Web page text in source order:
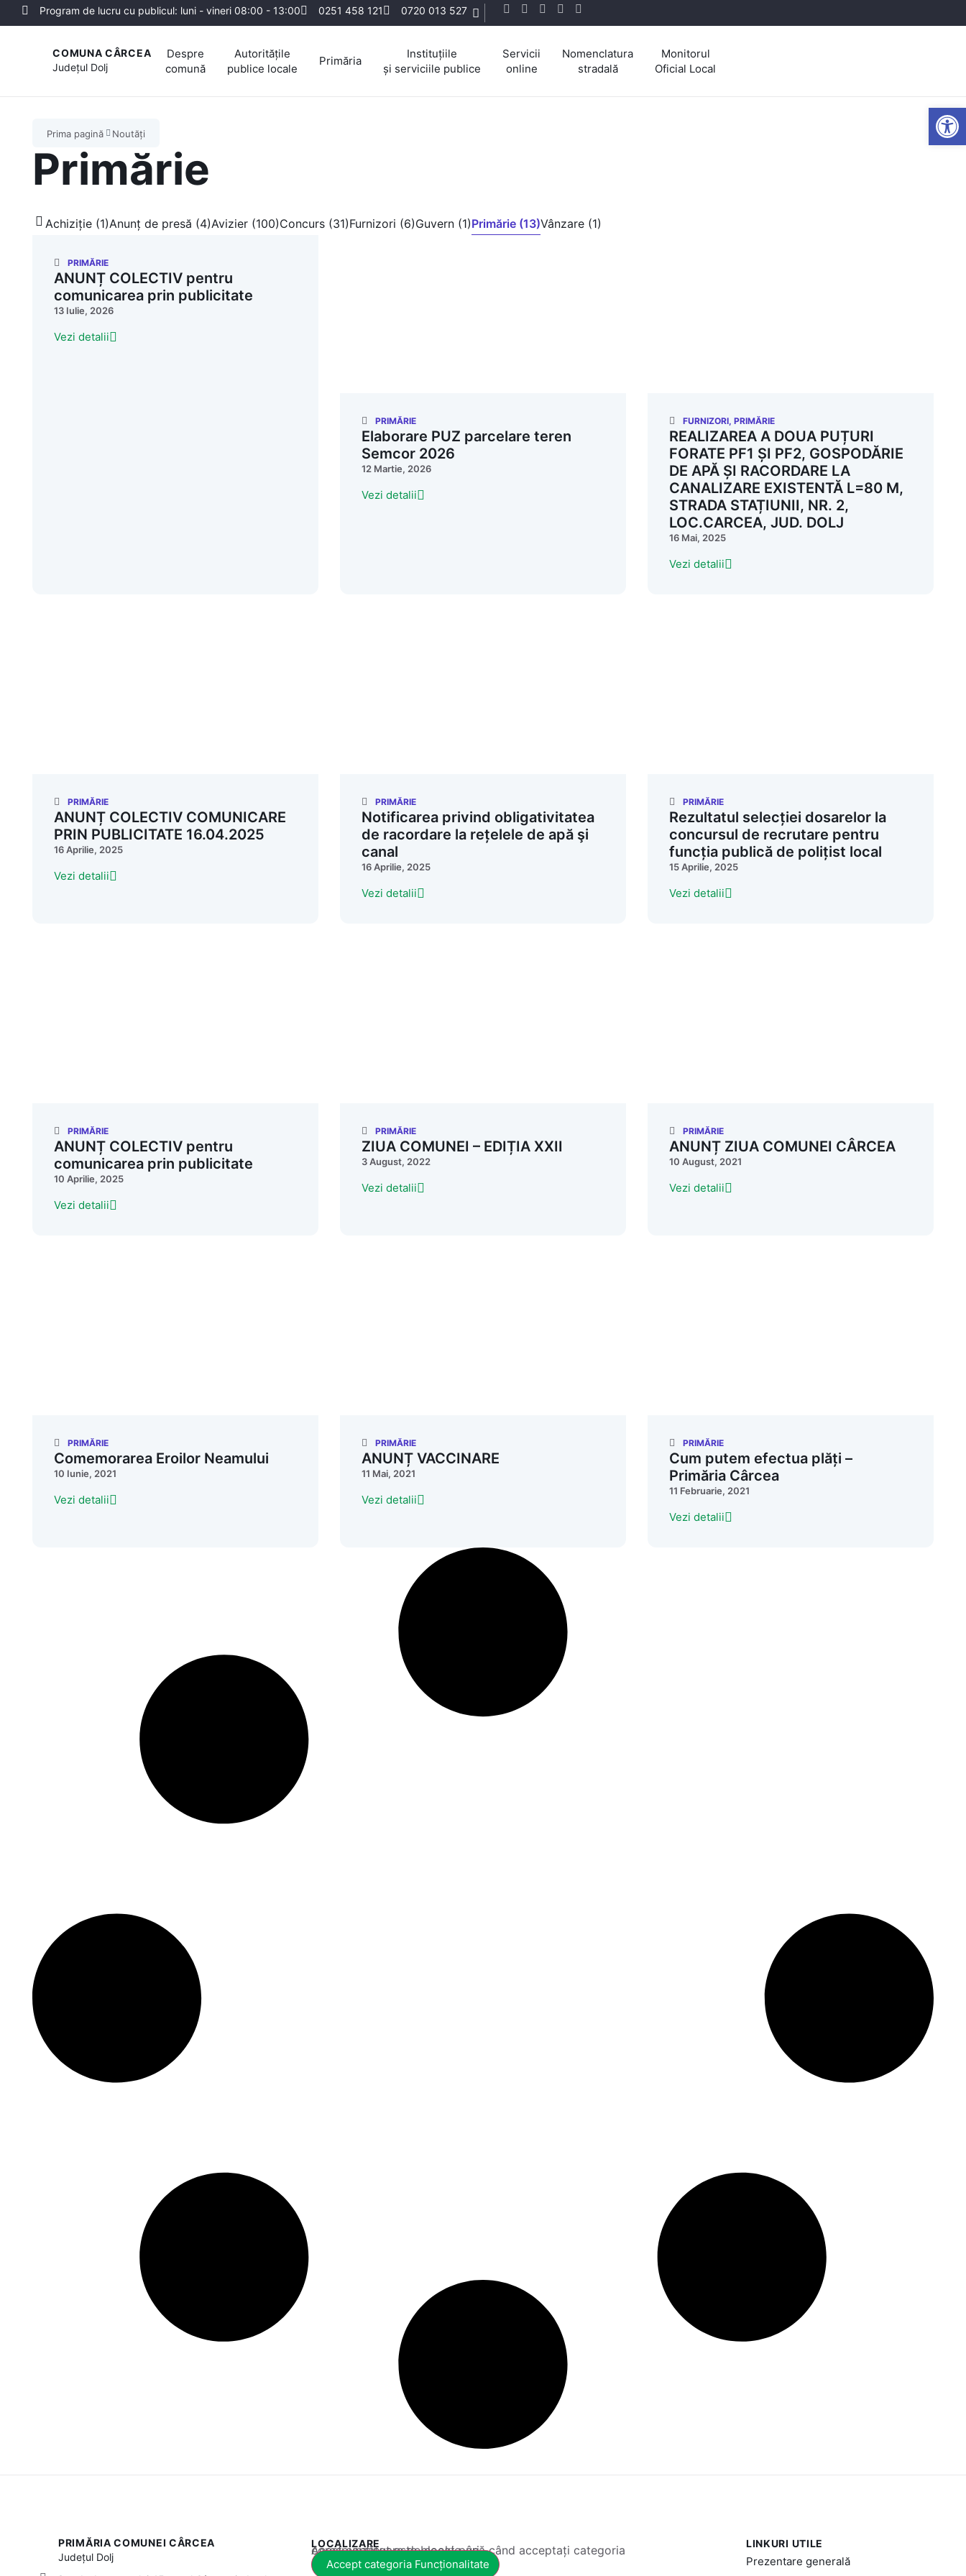
Program de lucru cu publicul: luni - vineri 08:00 - 13:00 0251 458 121 0720 013 527
COMUNA CÂRCEA
Județul Dolj
Despre
comună
Autoritățile
publice locale
Primăria
Instituțiile
și serviciile publice
Servicii
online
Nomenclatura
stradală
Monitorul
Oficial Local
Prima pagină Noutăți
Primărie
Achiziție (1)Anunț de presă (4)Avizier (100)Concurs (31)Furnizori (6)Guvern (1)Primărie (13)Vânzare (1)
PRIMĂRIE
ANUNȚ COLECTIV pentru
comunicarea prin publicitate
13 Iulie, 2026
Vezi detalii
PRIMĂRIE
Elaborare PUZ parcelare teren
Semcor 2026
12 Martie, 2026
Vezi detalii
FURNIZORI, PRIMĂRIE
REALIZAREA A DOUA PUȚURI
FORATE PF1 ȘI PF2, GOSPODĂRIE
DE APĂ ȘI RACORDARE LA
CANALIZARE EXISTENTĂ L=80 M,
STRADA STAȚIUNII, NR. 2,
LOC.CARCEA, JUD. DOLJ
16 Mai, 2025
Vezi detalii
PRIMĂRIE
ANUNȚ COLECTIV COMUNICARE
PRIN PUBLICITATE 16.04.2025
16 Aprilie, 2025
Vezi detalii
PRIMĂRIE
Notificarea privind obligativitatea
de racordare la rețelele de apă şi
canal
16 Aprilie, 2025
Vezi detalii
PRIMĂRIE
Rezultatul selecției dosarelor la
concursul de recrutare pentru
funcția publică de polițist local
15 Aprilie, 2025
Vezi detalii
PRIMĂRIE
ANUNȚ COLECTIV pentru
comunicarea prin publicitate
10 Aprilie, 2025
Vezi detalii
PRIMĂRIE
ZIUA COMUNEI – EDIȚIA XXII
3 August, 2022
Vezi detalii
PRIMĂRIE
ANUNȚ ZIUA COMUNEI CÂRCEA
10 August, 2021
Vezi detalii
PRIMĂRIE
Comemorarea Eroilor Neamului
10 Iunie, 2021
Vezi detalii
PRIMĂRIE
ANUNȚ VACCINARE
11 Mai, 2021
Vezi detalii
PRIMĂRIE
Cum putem efectua plăți –
Primăria Cârcea
11 Februarie, 2021
Vezi detalii
PRIMĂRIA COMUNEI CÂRCEA
Județul Dolj
LOCALIZARE
Acest conținut este blocat până când acceptați categoria corespunzătoare de cookie-uri.
Accept categoria Funcționalitate
LINKURI UTILE
Prezentare generală